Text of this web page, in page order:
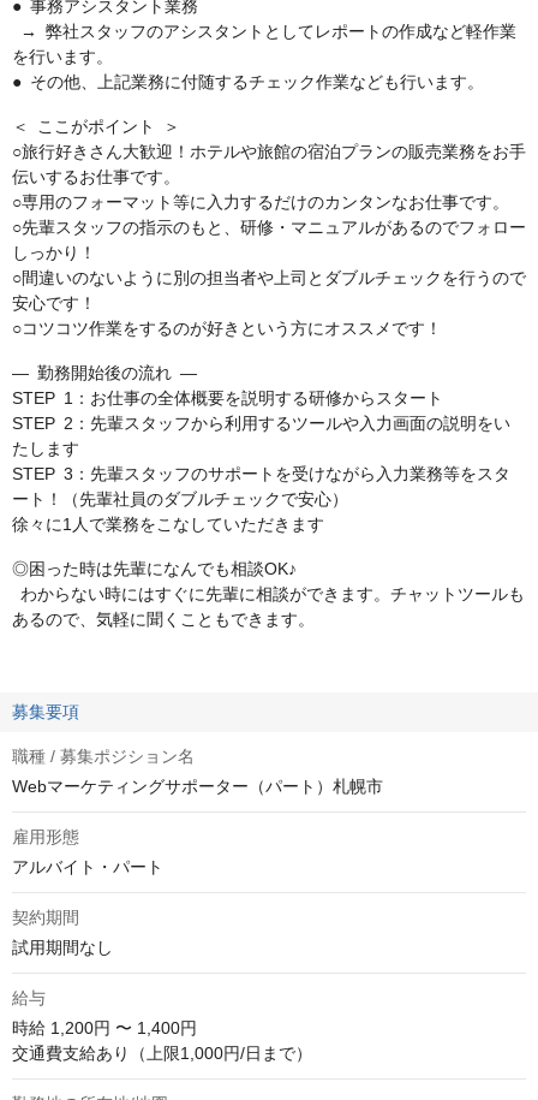
● 事務アシスタント業務
→ 弊社スタッフのアシスタントとしてレポートの作成など軽作業
を行います。
● その他、上記業務に付随するチェック作業なども行います。
＜ ここがポイント ＞
○旅行好きさん大歓迎！ホテルや旅館の宿泊プランの販売業務をお手
伝いするお仕事です。
○専用のフォーマット等に入力するだけのカンタンなお仕事です。
○先輩スタッフの指示のもと、研修・マニュアルがあるのでフォロー
しっかり！
○間違いのないように別の担当者や上司とダブルチェックを行うので
安心です！
○コツコツ作業をするのが好きという方にオススメです！
― 勤務開始後の流れ ―
STEP 1：お仕事の全体概要を説明する研修からスタート
STEP 2：先輩スタッフから利用するツールや入力画面の説明をい
たします
STEP 3：先輩スタッフのサポートを受けながら入力業務等をスタ
ート！（先輩社員のダブルチェックで安心）
徐々に1人で業務をこなしていただきます
◎困った時は先輩になんでも相談OK♪
わからない時にはすぐに先輩に相談ができます。チャットツールも
あるので、気軽に聞くこともできます。
募集要項
職種 / 募集ポジション名
Webマーケティングサポーター（パート）札幌市
雇用形態
アルバイト・パート
契約期間
試用期間なし
給与
時給 1,200円 〜 1,400円
交通費支給あり（上限1,000円/日まで）